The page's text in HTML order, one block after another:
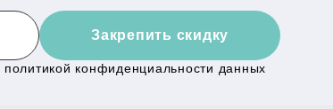
Закрепить скидку
политикой конфиденциальности данных